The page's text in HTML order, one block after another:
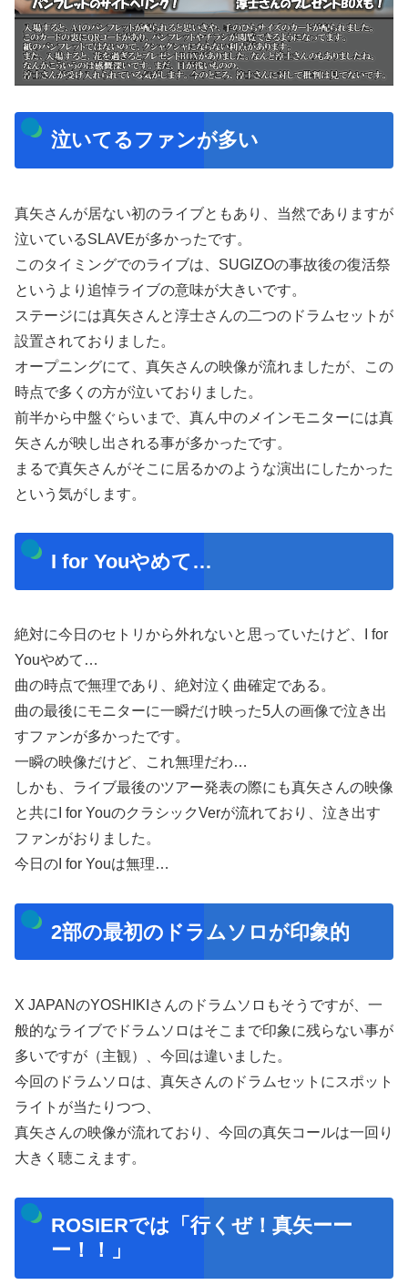
泣いてるファンが多い
真矢さんが居ない初のライブともあり、当然でありますが
泣いているSLAVEが多かったです。
このタイミングでのライブは、SUGIZOの事故後の復活祭
というより追悼ライブの意味が大きいです。
ステージには真矢さんと淳士さんの二つのドラムセットが
設置されておりました。
オープニングにて、真矢さんの映像が流れましたが、この
時点で多くの方が泣いておりました。
前半から中盤ぐらいまで、真ん中のメインモニターには真
矢さんが映し出される事が多かったです。
まるで真矢さんがそこに居るかのような演出にしたかった
という気がします。
I for Youやめて…
絶対に今日のセトリから外れないと思っていたけど、I for
Youやめて…
曲の時点で無理であり、絶対泣く曲確定である。
曲の最後にモニターに一瞬だけ映った5人の画像で泣き出
すファンが多かったです。
一瞬の映像だけど、これ無理だわ…
しかも、ライブ最後のツアー発表の際にも真矢さんの映像
と共にI for YouのクラシックVerが流れており、泣き出す
ファンがおりました。
今日のI for Youは無理…
2部の最初のドラムソロが印象的
X JAPANのYOSHIKIさんのドラムソロもそうですが、一
般的なライブでドラムソロはそこまで印象に残らない事が
多いですが（主観）、今回は違いました。
今回のドラムソロは、真矢さんのドラムセットにスポット
ライトが当たりつつ、
真矢さんの映像が流れており、今回の真矢コールは一回り
大きく聴こえます。
ROSIERでは「行くぜ！真矢ーー
ー！！」